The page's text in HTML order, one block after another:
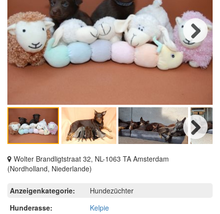
Next
Next
Wolter Brandligtstraat 32, NL-1063 TA Amsterdam
(Nordholland, Niederlande)
Anzeigenkategorie:
Hundezüchter
Hunderasse:
Kelpie